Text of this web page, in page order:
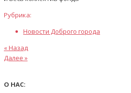
Рубрика:
Новости Доброго города
Навигация
по
записям
Предыдущая
статья
« Назад
Следующая
Далее »
О НАС: